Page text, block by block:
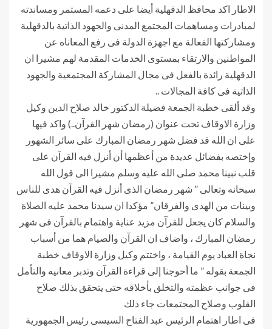
الاطار اكد محافظ الدقهلية أيضا على دعمه المستمر ومساندته
لمبادرات ومساهمات المجتمع المدنى والجهود الذاتية بالدقهلية
ومشاركتها الفعالة مع اجهزة الدولة فى رفع المعاناه عن
المواطنين والارتقاء بمستوى الخدمات المقدمة لهم مشيرا ان
الدقهلية رائدة بالفعل فى مجال المشاركة المجتمعية والجهود
الذاتية فى كافة المجالات ..
وقد ألقى خطبة الجمعة فضيلة الدكتور خالد صلاح الدين وكيل
وزارة الاوقاف تحت عنوان (رمضان شهر القرآن..) واكد فيها
على ان الله قد فضل شهر رمضان المبارك على سائر الشهور
وإختصه بفضائل عديدة من أعظمها أن أنزل فيه القرآن على
قلب نبينا محمد صلى الله عليه وسلم مشيرا الى قول الله
سبحانه وتعالى ” شهر رمضان الذى أنزل فيه القرآن هدى للناس
وبينات من الهدى والفرقان” مؤكدا ان سيدنا محمد عليه الصلاة
والسلام كان يجعل للقرآن مزيد عناية واهتمام بالقرآن فى شهر
رمضان المبارك ، واضاف ان القرآن والصيام هما من أسباب
نجاة العباد يوم القيامة ، واختتم وكيل وزارة الاوقاف خطبة
الجمعة بقوله ” ما أحوجنا إلى قراءة القرآن وتدبر معانيه والتأمل
فى جوانب عظمته والتخلق بأخلاقه حتى يتحقق بذلك صلاح
القلوب وصلاح المجتمعات جاء ذلك
فى اطار اهتمام الرئيس عبد الفتاح السيسى رئيس الجمهورية